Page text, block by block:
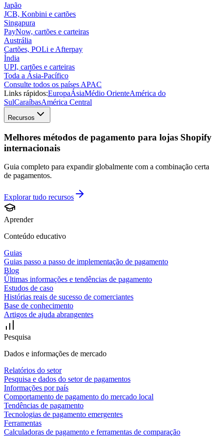
Japão
JCB, Konbini e cartões
Singapura
PayNow, cartões e carteiras
Austrália
Cartões, POLi e Afterpay
Índia
UPI, cartões e carteiras
Toda a Ásia-Pacífico
Consulte todos os países APAC
Links rápidos:EuropaÁsiaMédio OrienteAmérica do
SulCaraíbasAmérica Central
Recursos
Melhores métodos de pagamento para lojas Shopify
internacionais
Guia completo para expandir globalmente com a combinação certa
de pagamentos.
Explorar tudo recursos
Aprender
Conteúdo educativo
Guias
Guias passo a passo de implementação de pagamento
Blog
Últimas informações e tendências de pagamento
Estudos de caso
Histórias reais de sucesso de comerciantes
Base de conhecimento
Artigos de ajuda abrangentes
Pesquisa
Dados e informações de mercado
Relatórios do setor
Pesquisa e dados do setor de pagamentos
Informações por país
Comportamento de pagamento do mercado local
Tendências de pagamento
Tecnologias de pagamento emergentes
Ferramentas
Calculadoras de pagamento e ferramentas de comparação